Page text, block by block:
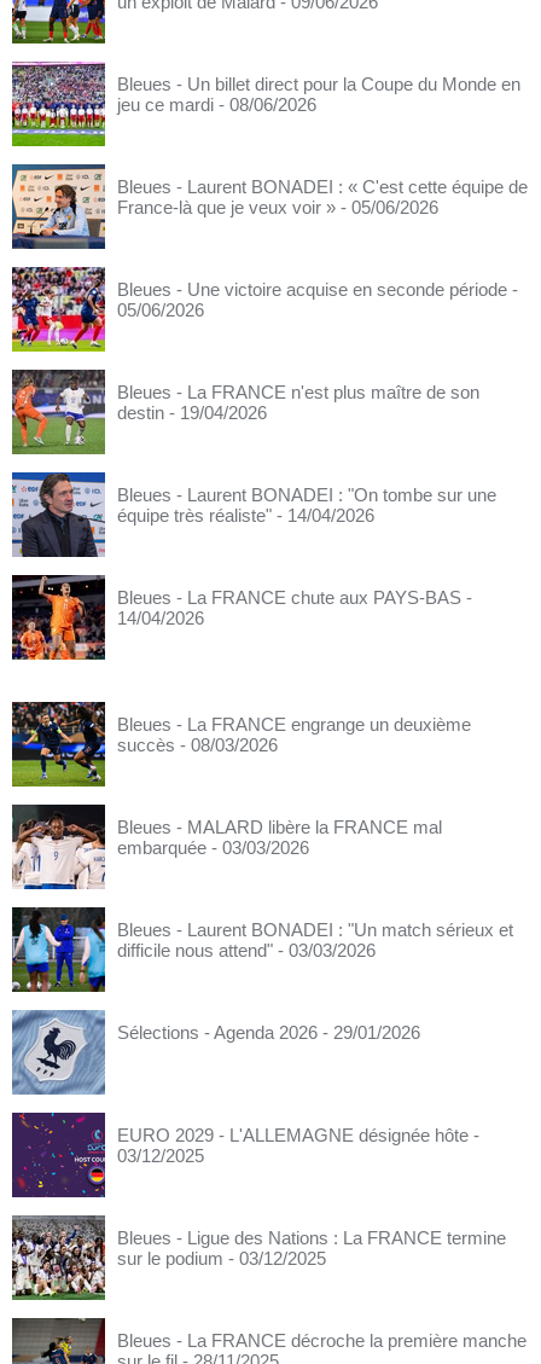
Bleues - Un billet direct pour la Coupe du Monde en
jeu ce mardi - 08/06/2026
Bleues - Laurent BONADEI : « C'est cette équipe de
France-là que je veux voir » - 05/06/2026
Bleues - Une victoire acquise en seconde période -
05/06/2026
Bleues - La FRANCE n'est plus maître de son
destin - 19/04/2026
Bleues - Laurent BONADEI : "On tombe sur une
équipe très réaliste" - 14/04/2026
Bleues - La FRANCE chute aux PAYS-BAS -
14/04/2026
Bleues - La FRANCE engrange un deuxième
succès - 08/03/2026
Bleues - MALARD libère la FRANCE mal
embarquée - 03/03/2026
Bleues - Laurent BONADEI : "Un match sérieux et
difficile nous attend" - 03/03/2026
Sélections - Agenda 2026 - 29/01/2026
EURO 2029 - L'ALLEMAGNE désignée hôte -
03/12/2025
Bleues - Ligue des Nations : La FRANCE termine
sur le podium - 03/12/2025
Bleues - La FRANCE décroche la première manche